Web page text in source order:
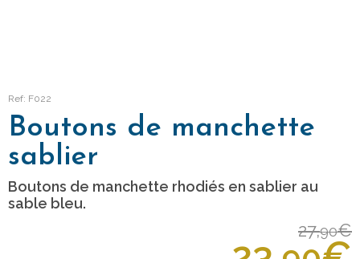
Ref: F022
Boutons de manchette
sablier
Boutons de manchette rhodiés en sablier au
sable bleu.
27,90€